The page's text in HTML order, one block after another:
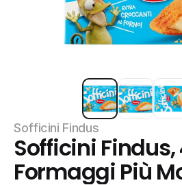
Sofficini Findus
Sofficini
Formaggi Più